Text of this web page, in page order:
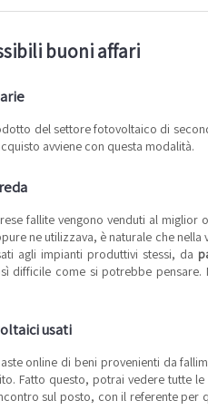
buoni affari
del settore fotovoltaico di
avviene con questa modalità.
fallite vengono venduti al
ne utilizzava, è naturale che
agli impianti produttivi stessi, da
come si potrebbe
usati
online di beni provenienti da
Fatto questo, potrai vedere tutte le
sul posto, con il referente per